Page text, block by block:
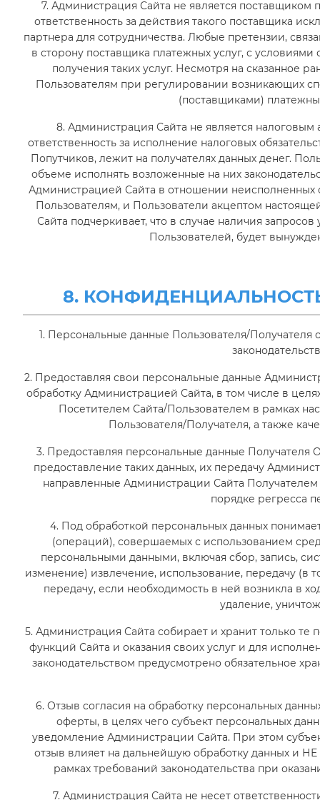
7. Администрация Сайта не является поставщиком
ответственность за действия такого поставщика
партнера для сотрудничества. Любые претензии,
в сторону поставщика платежных услуг, с
получения таких услуг. Несмотря на сказанное
Пользователям при регулировании возникающих
(поставщиками)
8. Администрация Сайта не является
ответственность за исполнение налоговых
Попутчиков, лежит на получателях данных денег.
объеме исполнять возложенные на них
Администрацией Сайта в отношении неисполненных
Пользователям, и Пользователи акцептом
Сайта подчеркивает, что в случае наличия
Пользователей, будет
8.
1. Персональные данные Пользователя/
2. Предоставляя свои персональные данные
обработку Администрацией Сайта, в том числе в
Посетителем Сайта/Пользователем в рамках
Пользователя/Получателя, а также
3. Предоставляя персональные данные Получателя
предоставление таких данных, их передачу
направленные Администрации Сайта Получателем
порядке регресса
4. Под обработкой персональных данных
(операций), совершаемых с использованием
персональными данными, включая сбор, запись,
изменение) извлечение, использование, передачу (в
передачу, если необходимость в ней возникла в
удаление,
5. Администрация Сайта собирает и хранит только
функций Сайта и оказания своих услуг и для
законодательством предусмотрено обязательное
6. Отзыв согласия на обработку персональных
оферты, в целях чего субъект персональных
уведомление Администрации Сайта. При этом
отзыв влияет на дальнейшую обработку данных и
рамках требований законодательства при
7. Администрация Сайта не несет